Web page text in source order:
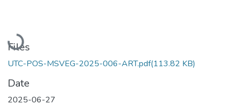
Loading...
Files
UTC-POS-MSVEG-2025-006-ART.pdf(113.82 KB)
Date
2025-06-27